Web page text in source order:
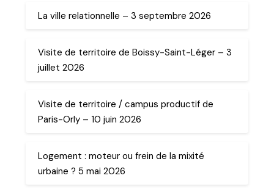
La ville relationnelle – 3 septembre 2026
Visite de territoire de Boissy-Saint-Léger – 3
juillet 2026
Visite de territoire / campus productif de
Paris-Orly – 10 juin 2026
Logement : moteur ou frein de la mixité
urbaine ? 5 mai 2026